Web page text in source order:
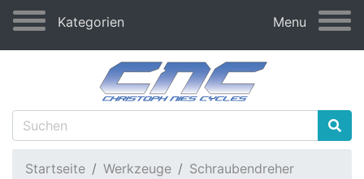
Kategorien Menu
Startseite Werkzeuge
Schraubendreher